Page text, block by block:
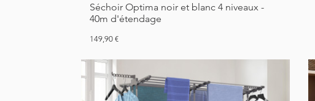
Séchoir Optima noir et blanc 4 niveaux -
40m d'étendage
Prix
149,90 €